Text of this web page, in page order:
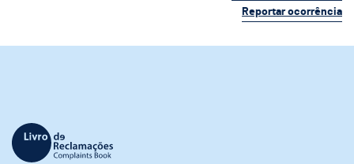
Reportar ocorrência